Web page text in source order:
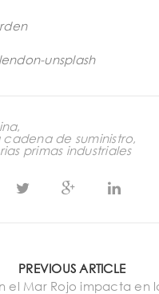
unsplash
,
de suministro
primas industriales
PREVIOUS ARTICLE
el Mar Rojo impacta en